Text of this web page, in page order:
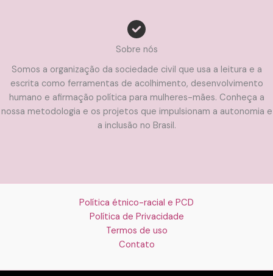
Sobre nós
Somos a organização da sociedade civil que usa a leitura e a
escrita como ferramentas de acolhimento, desenvolvimento
humano e afirmação política para mulheres-mães. Conheça a
nossa metodologia e os projetos que impulsionam a autonomia e
a inclusão no Brasil.
Política étnico-racial e PCD
Política de Privacidade
Termos de uso
Contato